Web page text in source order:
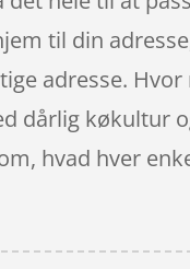
til din
adresse. Hvor
dårlig køkultur
hvad hver